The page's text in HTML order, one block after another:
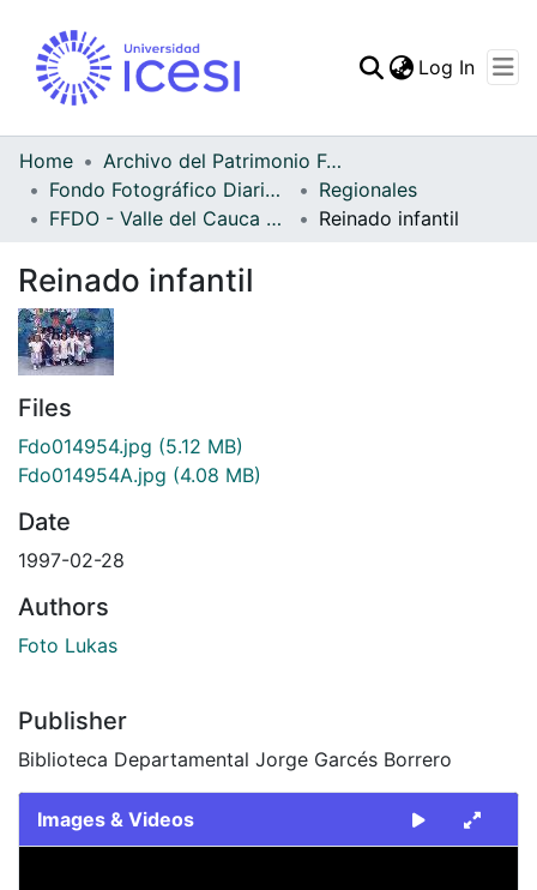
Statistics
Log In
Home
Archivo del Patrimonio Fotográfico y Fílmico del Valle del Cauca
Fondo Fotográfico Diario Occidente
Regionales
FFDO - Valle del Cauca - Patrimonial
Reinado infantil
Reinado infantil
Files
Fdo014954.jpg (5.12 MB)
Fdo014954A.jpg (4.08 MB)
Date
1997-02-28
Authors
Foto Lukas
Publisher
Biblioteca Departamental Jorge Garcés Borrero
Images & Videos